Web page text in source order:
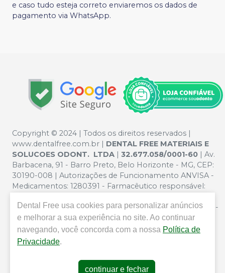
e caso tudo esteja correto enviaremos os dados de
pagamento via WhatsApp.
Copyright © 2024 | Todos os direitos reservados |
www.dentalfree.com.br | DENTAL FREE MATERIAIS E
SOLUCOES ODONT. LTDA
32.677.058/0001-60
| Av.
Barbacena, 91 - Barro Preto, Belo Horizonte - MG, CEP:
30190-008 | Autorizações de Funcionamento ANVISA -
Medicamentos: 1280391 - Farmacêutico responsável:
Privacidade e Segurança - Fotos meramente ilustrativas -
Os preços e condições da loja virtual estão sujeitos a
alterações. Em caso de divergência de preços no site, o
valor válido é o do Carrinho de Compra. Não vendemos
atender compras de grandes volumes pelo site.
Dental Free usa cookies para personalizar anúncios
e melhorar a sua experiência no site. Ao continuar
navegando, você concorda com a nossa Política de
Privacidade.
continuar e fechar